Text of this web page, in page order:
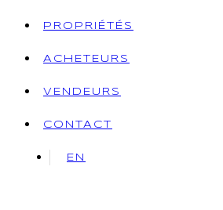
PROPRIÉTÉS
ACHETEURS
VENDEURS
CONTACT
EN